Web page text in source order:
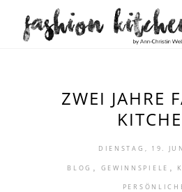
ZWEI JAHRE
DIENSTAG, 19.
BLOG , GEWINNSPIELE ,